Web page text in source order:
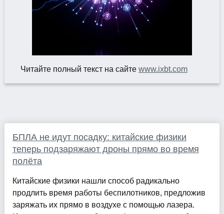
Читайте полный текст на сайте www.ixbt.com
БПЛА не идут посадку: китайские физики
теперь подзаряжают дроны прямо во время
полёта
Китайские физики нашли способ радикально
продлить время работы беспилотников, предложив
заряжать их прямо в воздухе с помощью лазера.